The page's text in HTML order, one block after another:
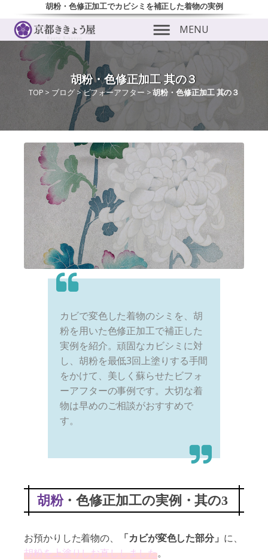
胡粉・色修正加工でカビシミを補正した着物の実例
MENU
胡粉・色修正加工 其の３
TOP > ブログ>ビフォーアフター >胡粉・色修正加工 其の３
カビで変色した着物のシミを、胡
粉を用いた色修正加工で補正した
実例を紹介。頑固なカビシミに対
し、胡粉を最低3回上塗りする手間
をかけて、美しく蘇らせたビフォ
ーアフターの事例です。大切な着
物は早めのご相談がおすすめで
す。
胡粉・色修正加工の実例・其の3
お預かりした着物の、 「カビが変色した部分」 に、
胡粉を上塗りしお直ししました。